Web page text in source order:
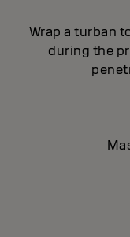
Wrap a turban
during the